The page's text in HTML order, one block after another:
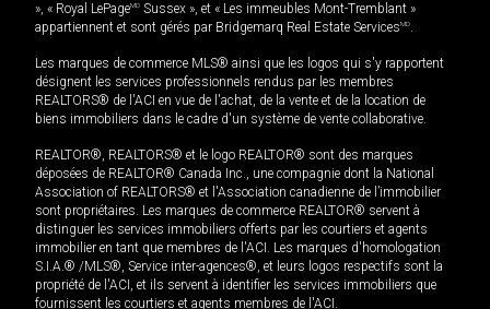
», « Royal LePageMD Sussex », et « Les immeubles Mont-Tremblant »
appartiennent et sont gérés par Bridgemarq Real Estate ServicesMD.
Les marques de commerce MLS® ainsi que les logos qui s'y rapportent
désignent les services professionnels rendus par les membres
REALTORS® de l'ACI en vue de l'achat, de la vente et de la location de
biens immobiliers dans le cadre d'un système de vente collaborative.
REALTOR®, REALTORS® et le logo REALTOR® sont des marques
déposées de REALTOR® Canada Inc., une compagnie dont la National
Association of REALTORS® et l'Association canadienne de l’immobilier
sont propriétaires. Les marques de commerce REALTOR® servent à
distinguer les services immobiliers offerts par les courtiers et agents
immobilier en tant que membres de l'ACI. Les marques d'homologation
S.I.A.® /MLS®, Service inter-agences®, et leurs logos respectifs sont la
propriété de l'ACI, et ils servent à identifier les services immobiliers que
fournissent les courtiers et agents membres de l'ACI.